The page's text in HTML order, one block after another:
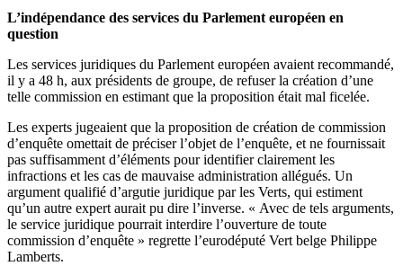
L’indépendance des services du Parlement européen en
question
Les services juridiques du Parlement européen avaient recommandé,
il y a 48 h, aux présidents de groupe, de refuser la création d’une
telle commission en estimant que la proposition était mal ficelée.
Les experts jugeaient que la proposition de création de commission
d’enquête omettait de préciser l’objet de l’enquête, et ne fournissait
pas suffisamment d’éléments pour identifier clairement les
infractions et les cas de mauvaise administration allégués. Un
argument qualifié d’argutie juridique par les Verts, qui estiment
qu’un autre expert aurait pu dire l’inverse. « Avec de tels arguments,
le service juridique pourrait interdire l’ouverture de toute
commission d’enquête » regrette l’eurodéputé Vert belge Philippe
Lamberts.